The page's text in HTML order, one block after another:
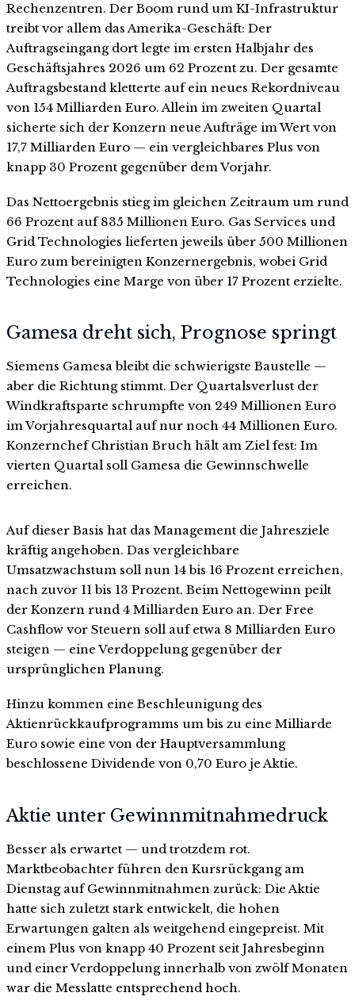
Rechenzentren. Der Boom rund um KI-Infrastruktur
treibt vor allem das Amerika-Geschäft: Der
Auftragseingang dort legte im ersten Halbjahr des
Geschäftsjahres 2026 um 62 Prozent zu. Der gesamte
Auftragsbestand kletterte auf ein neues Rekordniveau
von 154 Milliarden Euro. Allein im zweiten Quartal
sicherte sich der Konzern neue Aufträge im Wert von
17,7 Milliarden Euro — ein vergleichbares Plus von
knapp 30 Prozent gegenüber dem Vorjahr.
Das Nettoergebnis stieg im gleichen Zeitraum um rund
66 Prozent auf 835 Millionen Euro. Gas Services und
Grid Technologies lieferten jeweils über 500 Millionen
Euro zum bereinigten Konzernergebnis, wobei Grid
Technologies eine Marge von über 17 Prozent erzielte.
Gamesa dreht sich, Prognose springt
Siemens Gamesa bleibt die schwierigste Baustelle —
aber die Richtung stimmt. Der Quartalsverlust der
Windkraftsparte schrumpfte von 249 Millionen Euro
im Vorjahresquartal auf nur noch 44 Millionen Euro.
Konzernchef Christian Bruch hält am Ziel fest: Im
vierten Quartal soll Gamesa die Gewinnschwelle
erreichen.
Auf dieser Basis hat das Management die Jahresziele
kräftig angehoben. Das vergleichbare
Umsatzwachstum soll nun 14 bis 16 Prozent erreichen,
nach zuvor 11 bis 13 Prozent. Beim Nettogewinn peilt
der Konzern rund 4 Milliarden Euro an. Der Free
Cashflow vor Steuern soll auf etwa 8 Milliarden Euro
steigen — eine Verdoppelung gegenüber der
ursprünglichen Planung.
Hinzu kommen eine Beschleunigung des
Aktienrückkaufprogramms um bis zu eine Milliarde
Euro sowie eine von der Hauptversammlung
beschlossene Dividende von 0,70 Euro je Aktie.
Aktie unter Gewinnmitnahmedruck
Besser als erwartet — und trotzdem rot.
Marktbeobachter führen den Kursrückgang am
Dienstag auf Gewinnmitnahmen zurück: Die Aktie
hatte sich zuletzt stark entwickelt, die hohen
Erwartungen galten als weitgehend eingepreist. Mit
einem Plus von knapp 40 Prozent seit Jahresbeginn
und einer Verdoppelung innerhalb von zwölf Monaten
war die Messlatte entsprechend hoch.